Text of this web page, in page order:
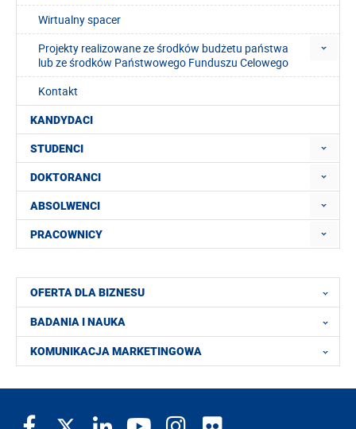
Wirtualny spacer
Projekty realizowane ze środków budżetu państwa
lub ze środków Państwowego Funduszu Celowego
Kontakt
KANDYDACI
STUDENCI
DOKTORANCI
ABSOLWENCI
PRACOWNICY
OFERTA DLA BIZNESU
BADANIA I NAUKA
KOMUNIKACJA MARKETINGOWA